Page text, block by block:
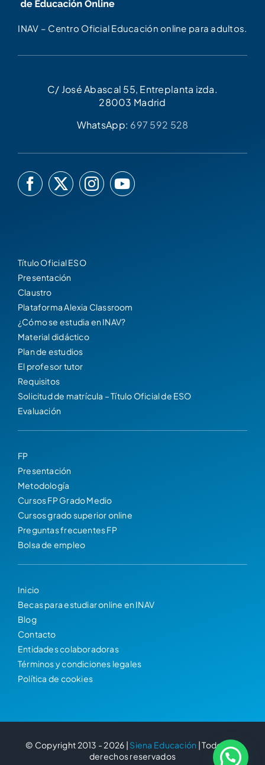
INAV – Centro Oficial Educación online para adultos.
C/ José Abascal 55, Entreplanta izda.
28003 Madrid
WhatsApp: 697 592 528
Título Oficial ESO
Presentación
Claustro
Plataforma Alexia Classroom
¿Cómo se estudia en INAV?
Material didáctico
Plan de estudios
El profesor tutor
Requisitos
Solicitud de matrícula – Título Oficial de ESO
Evaluación
FP
Presentación
Metodología
Cursos FP Grado Medio
Cursos grado superior online
Preguntas frecuentes FP
Bolsa de empleo
Inicio
Becas para estudiar online en INAV
Blog
Contacto
Entidades colaboradoras
Términos y condiciones legales
Política de cookies
© Copyright 2013 - 2026 | Siena Educación | Todos los
derechos reservados